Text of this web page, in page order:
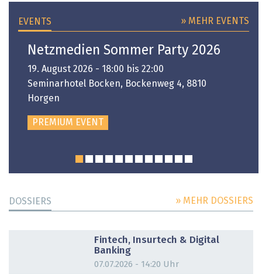
EVENTS » MEHR EVENTS
Netzmedien Sommer Party 2026
19. August 2026 - 18:00 bis 22:00
Seminarhotel Bocken, Bockenweg 4, 8810
Horgen
PREMIUM EVENT
DOSSIERS » MEHR DOSSIERS
Fintech, Insurtech & Digital
Banking
07.07.2026 - 14:20 Uhr